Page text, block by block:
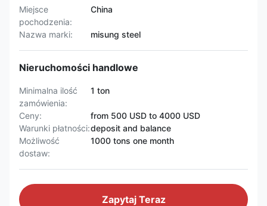
Miejsce
pochodzenia:
China
Nazwa marki: misung steel
Nieruchomości handlowe
Minimalna ilość
zamówienia:
1 ton
Ceny:
from 500 USD to 4000 USD
Warunki płatności:deposit and balance
Możliwość
dostaw:
1000 tons one month
Zapytaj Teraz